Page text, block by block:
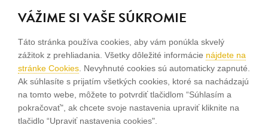
SLEDUJTE NÁS
facebook
instagram
Sme rodinná firma a zameriavame sa na predaj hodiniek a
šperkov od roku 1994.
Pozrite sa na naše ďaľšie web stránky.
VÁŽIME SI VAŠE SÚKROMIE
Táto stránka používa cookies, aby vám ponúkla skvelý
zážitok z prehliadania. Všetky dôležité informácie nájdete na
stránke Cookies . Nevyhnuté cookies sú automaticky zapnuté.
Ak súhlasíte s prijatím všetkých cookies, ktoré sa nachádzajú
na tomto webe, môžete to potvrdiť tlačidlom “Súhlasím a
pokračovať", ak chcete svoje nastavenia upraviť kliknite na
tlačidlo “Upraviť nastavenia cookies".